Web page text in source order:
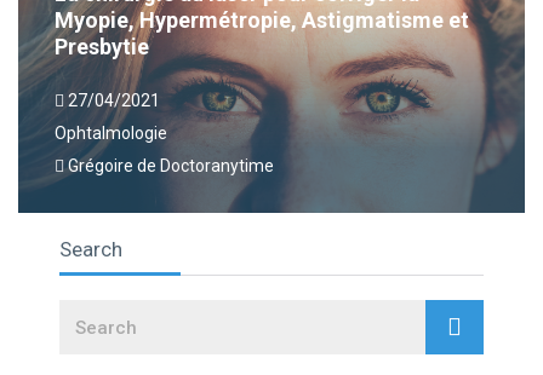
Myopie, Hypermétropie, Astigmatisme et
Presbytie
27/04/2021
Ophtalmologie
Grégoire de Doctoranytime
Search
Search